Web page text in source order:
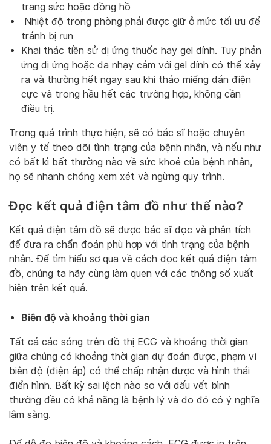
trang sức hoặc đồng hồ
Nhiệt độ trong phòng phải được giữ ở mức tối ưu để
tránh bị run
Khai thác tiền sử dị ứng thuốc hay gel dính. Tuy phản
ứng dị ứng hoặc da nhạy cảm với gel dính có thể xảy
ra và thường hết ngay sau khi tháo miếng dán điện
cực và trong hầu hết các trường hợp, không cần
điều trị.
Trong quá trình thực hiện, sẽ có bác sĩ hoặc chuyên
viên y tế theo dõi tình trạng của bệnh nhân, và nếu như
có bất kì bất thường nào về sức khoẻ của bệnh nhân,
họ sẽ nhanh chóng xem xét và ngừng quy trình.
Đọc kết quả điện tâm đồ như thế nào?
Kết quả điện tâm đồ sẽ được bác sĩ đọc và phân tích
để đưa ra chẩn đoán phù hợp với tình trạng của bệnh
nhân. Để tìm hiểu sơ qua về cách đọc kết quả điện tâm
đồ, chúng ta hãy cùng làm quen với các thông số xuất
hiện trên kết quả.
Biên độ và khoảng thời gian
Tất cả các sóng trên đồ thị ECG và khoảng thời gian
giữa chúng có khoảng thời gian dự đoán được, phạm vi
biên độ (điện áp) có thể chấp nhận được và hình thái
điển hình. Bất kỳ sai lệch nào so với dấu vết bình
thường đều có khả năng là bệnh lý và do đó có ý nghĩa
lâm sàng.